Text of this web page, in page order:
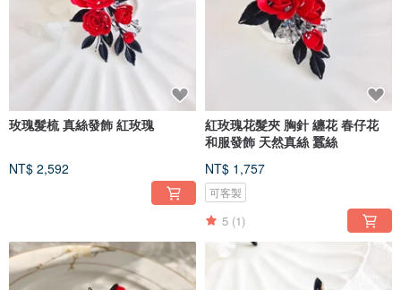
玫瑰髮梳 真絲發飾 紅玫瑰
NT$ 2,592
紅玫瑰花髮夾 胸針 纏花 春仔花
和服發飾 天然真絲 蠶絲
NT$ 1,757
可客製
5 (1)